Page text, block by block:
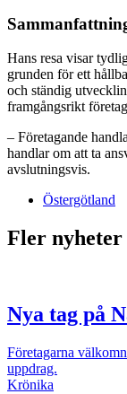
Hans resa visar
grunden för ett
och ständig
framgångsrikt
– Företagande
handlar om att ta
avslutningsvis.
Östergötland
Fler
Nya tag på
Företagarna
uppdrag.
Krönika